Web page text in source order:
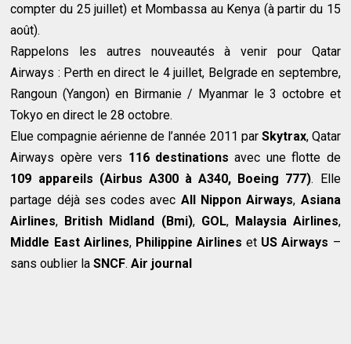
compter du 25 juillet) et Mombassa au Kenya (à partir du 15
août).
Rappelons les autres nouveautés à venir pour Qatar
Airways : Perth en direct le 4 juillet, Belgrade en septembre,
Rangoun (Yangon) en Birmanie / Myanmar le 3 octobre et
Tokyo en direct le 28 octobre.
Elue compagnie aérienne de l’année 2011 par Skytrax, Qatar
Airways opère vers 116 destinationsavec une flotte de
109 appareils (Airbus A300 à A340, Boeing 777). Elle
partage déjà ses codes avec All Nippon Airways, Asiana
Airlines, British Midland (Bmi), GOL, Malaysia Airlines,
Middle East Airlines, Philippine Airlines et US Airways –
sans oublier laSNCF. Air journal